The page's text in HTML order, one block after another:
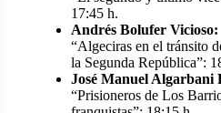
17:45 h.
Andrés Bolufer Vicioso:
“Algeciras en el tránsito
la Segunda República”:
José Manuel Algarbani
“Prisioneros de Los